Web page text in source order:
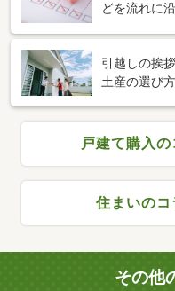
どを流れに
引越しの挨
土産の選び方
戸建て購入
住まいの
その他